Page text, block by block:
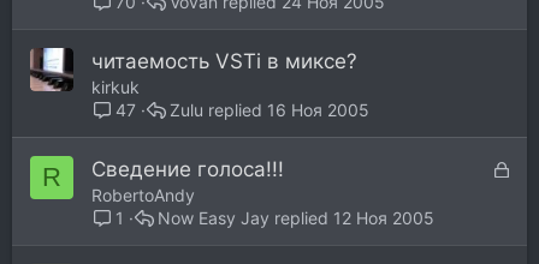
читаемость VSTi в миксе?
kirkuk
47
16 Ноя 2005
Zulu
R
З
р
Сведение голоса!!!
RobertoAndy
1
12 Ноя 2005
Now Easy Jay